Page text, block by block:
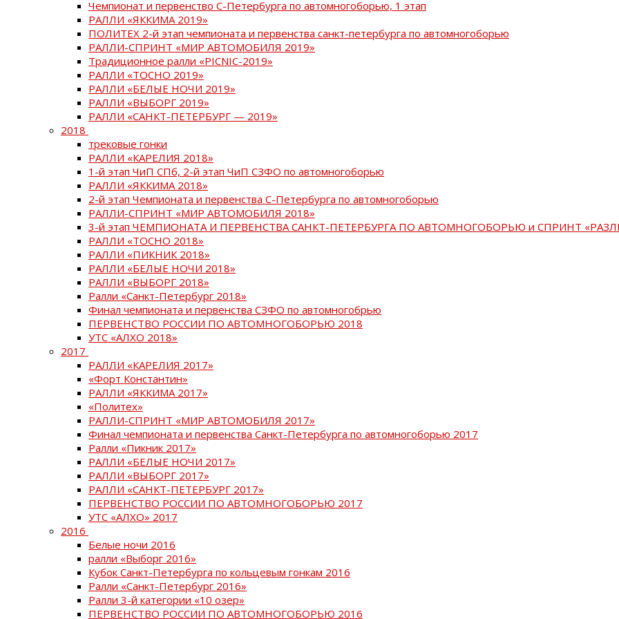
Чемпионат и первенство С-Петербурга по автомногоборью, 1 этап
РАЛЛИ «ЯККИМА 2019»
ПОЛИТЕХ 2-й этап чемпионата и первенства санкт-петербурга по автомногоборью
РАЛЛИ-СПРИНТ «МИР АВТОМОБИЛЯ 2019»
Традиционное ралли «PICNIC-2019»
РАЛЛИ «ТОСНО 2019»
РАЛЛИ «БЕЛЫЕ НОЧИ 2019»
РАЛЛИ «ВЫБОРГ 2019»
РАЛЛИ «САНКТ-ПЕТЕРБУРГ — 2019»
2018
трековые гонки
РАЛЛИ «КАРЕЛИЯ 2018»
1-й этап ЧиП СПб, 2-й этап ЧиП СЗФО по автомногоборью
РАЛЛИ «ЯККИМА 2018»
2-й этап Чемпионата и первенства С-Петербурга по автомногоборью
РАЛЛИ-СПРИНТ «МИР АВТОМОБИЛЯ 2018»
3-й этап ЧЕМПИОНАТА И ПЕРВЕНСТВА САНКТ-ПЕТЕРБУРГА ПО АВТОМНОГОБОРЬЮ и СПРИНТ
РАЛЛИ «ТОСНО 2018»
РАЛЛИ «ПИКНИК 2018»
РАЛЛИ «БЕЛЫЕ НОЧИ 2018»
РАЛЛИ «ВЫБОРГ 2018»
Ралли «Санкт-Петербург 2018»
Финал чемпионата и первенства СЗФО по автомногобрью
ПЕРВЕНСТВО РОССИИ ПО АВТОМНОГОБОРЬЮ 2018
УТС «АЛХО 2018»
2017
РАЛЛИ «КАРЕЛИЯ 2017»
«Форт Константин»
РАЛЛИ «ЯККИМА 2017»
«Политех»
РАЛЛИ-СПРИНТ «МИР АВТОМОБИЛЯ 2017»
Финал чемпионата и первенства Санкт-Петербурга по автомногоборью 2017
Ралли «Пикник 2017»
РАЛЛИ «БЕЛЫЕ НОЧИ 2017»
РАЛЛИ «ВЫБОРГ 2017»
РАЛЛИ «САНКТ-ПЕТЕРБУРГ 2017»
ПЕРВЕНСТВО РОССИИ ПО АВТОМНОГОБОРЬЮ 2017
УТС «АЛХО» 2017
2016
Белые ночи 2016
ралли «Выборг 2016»
Кубок Санкт-Петербурга по кольцевым гонкам 2016
Ралли «Санкт-Петербург 2016»
Ралли 3-й категории «10 озер»
ПЕРВЕНСТВО РОССИИ ПО АВТОМНОГОБОРЬЮ 2016